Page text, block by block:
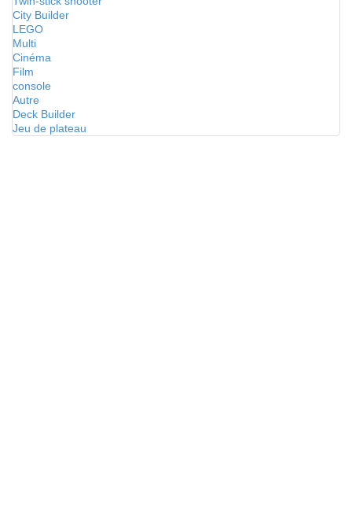
City Builder
LEGO
Multi
Cinéma
Film
console
Autre
Deck Builder
Jeu de plateau